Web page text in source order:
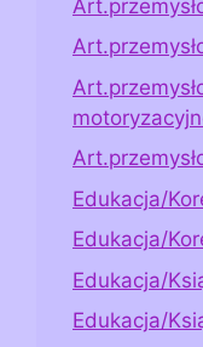
Edukacja/
Edukacja/
Edukacja/
Edukacja/